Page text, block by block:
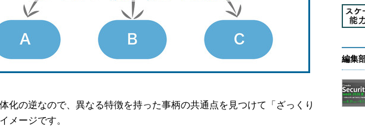
化の逆なので、異なる特徴を持った事柄の共通点を見つけて「ざっくり
メージです。
編集